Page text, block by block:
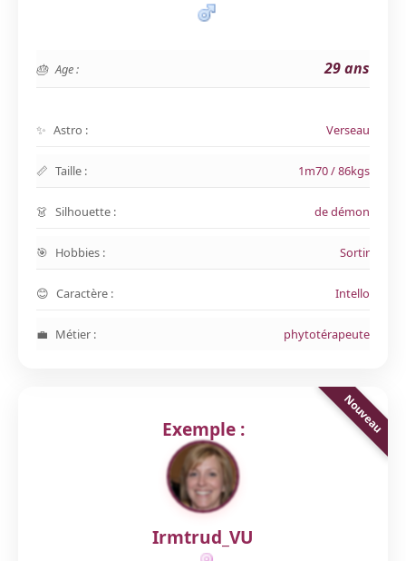
Age : 29 ans
Astro : Verseau
Taille : 1m70 / 86kgs
Silhouette : de démon
Hobbies : Sortir
Caractère : Intello
Métier : phytotérapeute
Exemple :
Irmtrud_VU